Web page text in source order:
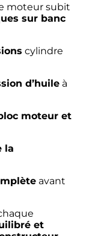
moteur subit
sur banc
cylindre
d’huile à
moteur et
la
avant
et